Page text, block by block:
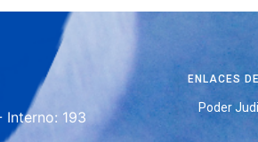
Interno: 193
ENLACES
Poder